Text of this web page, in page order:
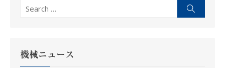
Search
機械ニュース